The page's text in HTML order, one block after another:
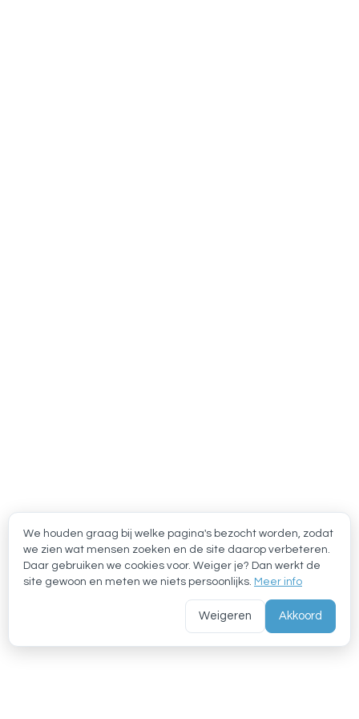
We houden graag bij welke pagina's bezocht worden, zodat
we zien wat mensen zoeken en de site daarop verbeteren.
Daar gebruiken we cookies voor. Weiger je? Dan werkt de
site gewoon en meten we niets persoonlijks. Meer info
Weigeren Akkoord